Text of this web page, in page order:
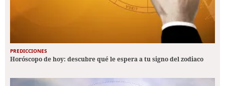
PREDICCIONES
Horóscopo de hoy: descubre qué le espera a tu signo del zodiaco